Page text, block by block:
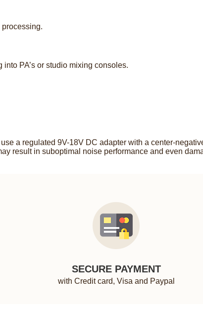
PA’s or studio mixing consoles.
a regulated 9V-18V DC adapter with a center-
result in suboptimal noise performance and even
SECURE PAYMENT
with Credit card, Visa and Paypal